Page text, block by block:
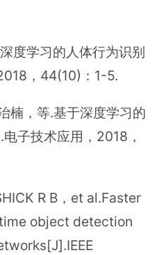
度学习的人体行为识别
，44(10)：1-5.
楠，等.基于深度学习的
子技术应用，2018，
R B，et al.Faster
object detection